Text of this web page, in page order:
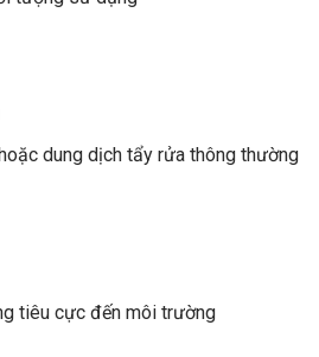
dung dịch tẩy rửa thông thường
tiêu cực đến môi trường